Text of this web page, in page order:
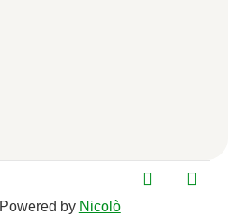
Powered by Nicolò